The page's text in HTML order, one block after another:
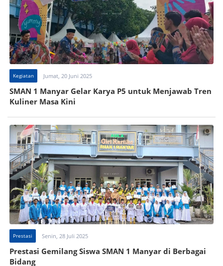
Kegiatan Jumat, 20 Juni 2025
SMAN 1 Manyar Gelar Karya P5 untuk Menjawab Tren
Kuliner Masa Kini
Prestasi Senin, 28 Juli 2025
Prestasi Gemilang Siswa SMAN 1 Manyar di Berbagai
Bidang